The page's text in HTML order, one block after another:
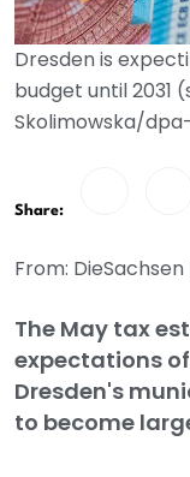
Dresden is
budget until 2031
Skolimowska/
Share:
From: DieSachsen
The May tax
expectations
Dresden's
to become